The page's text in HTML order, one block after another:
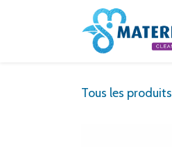
Se rendre au contenu
Tous les produits